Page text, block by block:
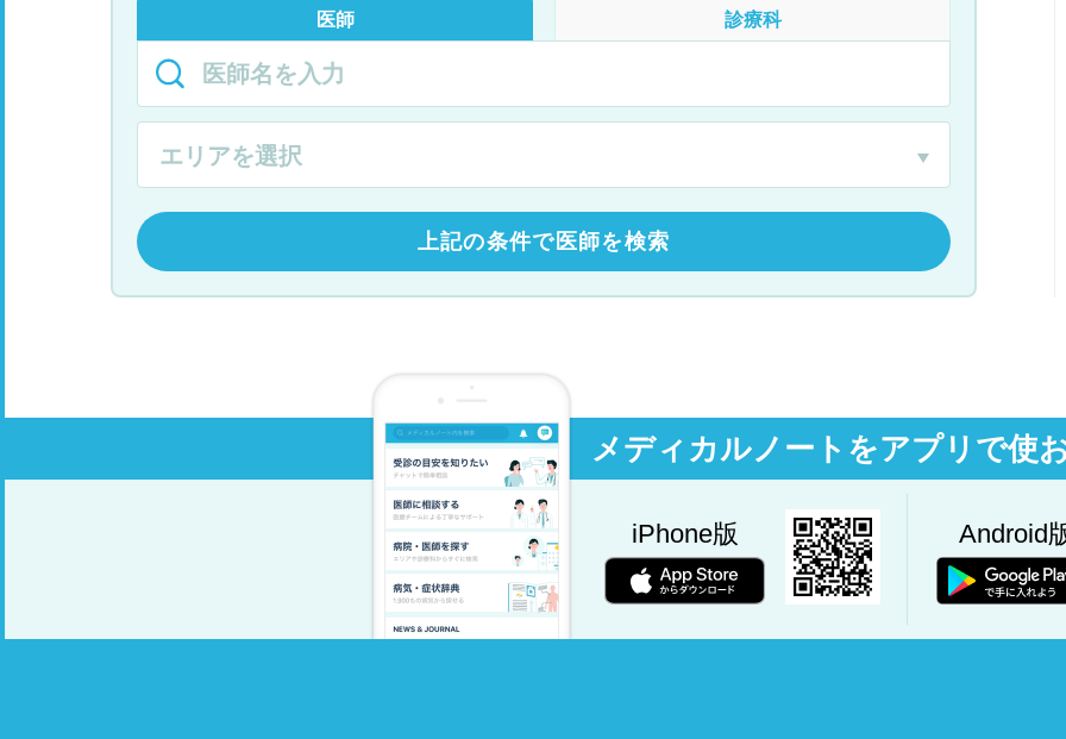
医師 診療科
上記の条件で医師を検索
メディカルノートをアプリで使
iPhone版 Android